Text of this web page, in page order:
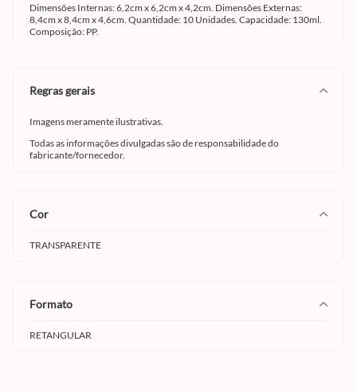
Dimensões Internas: 6,2cm x 6,2cm x 4,2cm. Dimensões Externas:
8,4cm x 8,4cm x 4,6cm. Quantidade: 10 Unidades. Capacidade: 130ml.
Composição: PP.
regras gerais
Imagens meramente ilustrativas.
Todas as informações divulgadas são de responsabilidade do
fabricante/fornecedor.
cor
TRANSPARENTE
formato
RETANGULAR